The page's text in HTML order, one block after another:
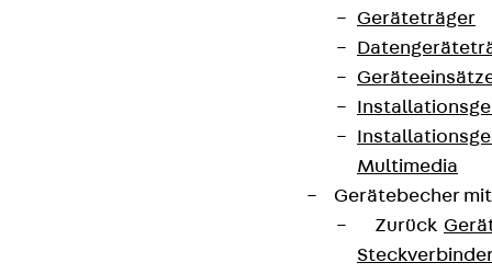
Geräteträger
Multimedia
Gerätebecher
Zurück